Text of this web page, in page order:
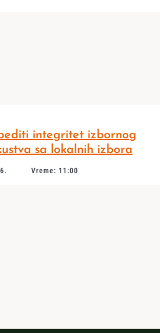
integritet izbornog
sa lokalnih izbora
Vreme: 11:00